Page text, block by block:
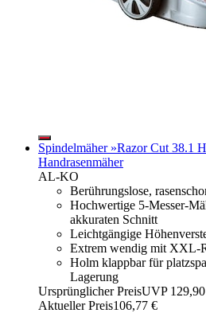
Spindelmäher »Razor Cut 38.1
Handrasenmäher
AL-KO
Berührungslose,
Hochwertige 5-Messer-
akkuraten Schnitt
Leichtgängige
Extrem wendig mit XXL-
Holm klappbar für
Lagerung
Ursprünglicher PreisUVP
Aktueller Preis106,77 €